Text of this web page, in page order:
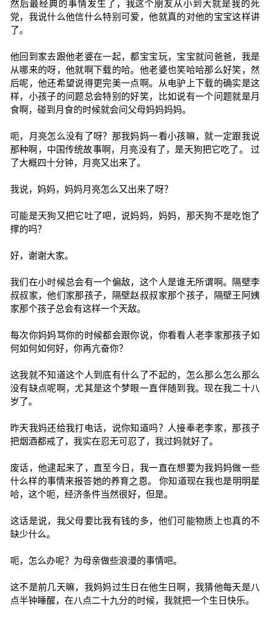
然后最经典的事情发生了，我这个朋友从小到大就是我的死
党，我说什么他信什么特别可爱，他就真的对他的宝宝这样讲
了。
他回到家去跟他老婆在一起，都宝宝玩，宝宝就问爸爸，我是
从哪来的呀，他就啊下载的哈。他老婆也笑哈哈那么好笑，然
后呢，他还希望说得更完美一点啊。从电驴上下载的确实是这
样，小孩子的问题总会特别的好笑，比如说有一个问题就是月
食啊，碰到月食的时候就会问父母妈妈妈妈。
呃，月亮怎么没有了呀？那我妈妈一看小孩嘛，就一定跟我说
那种啊，中国传统故事啊，月亮没有了，是天狗把它吃了。 过
了大概四十分钟，月亮又出来了。
我说，妈妈，妈妈月亮怎么又出来了呀？
可能是天狗又把它吐了吧，说妈妈，妈妈，那天狗不是吃饱了
撑的吗？
好，谢谢大家。
我们在小时候总会有一个偏敌，这个人是谁无所谓啊。隔壁李
叔叔家，他们家那孩子，隔壁赵叔叔家那个孩子，隔壁王阿姨
家那个孩子总会有这样一个天敌。
每次你妈妈骂你的时候都会跟你说，你看看人老李家那孩子如
何如何如何好，你再亢奋你？
这我就不知道这个人到底有什么了不起的，怎么那么怎么那么
没有缺点呢啊，尤其是这个梦眼一直伴随到我。现在我二十八
岁了。
昨天我妈还给我打电话，说你知道吗？人接奉老李家，那孩子
把烟酒都戒了，我实在忍无可忍了，我过妈就好了。
废话，他逮起来了，直至今日，我一直在想要为我妈妈做一些
什么样的事情来报答她的养育之恩。 你知道现在我也是明明星
哈，这个呃，经济条件当然很好，但是。
这话是说，我父母要比我有钱的多，他们可能物质上也真的不
缺少什么。
呃，怎么办呢？为母亲做些浪漫的事情吧。
这不是前几天嘛，我妈妈过生日在他生日啊，我猜他每天是八
点半钟睡醒，在八点二十九分的时候，我就把一个生日快乐。